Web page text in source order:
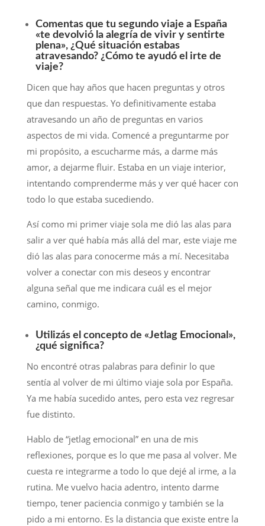
Comentas que tu segundo viaje a España
«te devolvió la alegría de vivir y sentirte
plena», ¿Qué situación estabas
atravesando? ¿Cómo te ayudó el irte de
viaje?
Dicen que hay años que hacen preguntas y otros
que dan respuestas. Yo definitivamente estaba
atravesando un año de preguntas en varios
aspectos de mi vida. Comencé a preguntarme por
mi propósito, a escucharme más, a darme más
amor, a dejarme fluir. Estaba en un viaje interior,
intentando comprenderme más y ver qué hacer con
todo lo que estaba sucediendo.
Así como mi primer viaje sola me dió las alas para
salir a ver qué había más allá del mar, este viaje me
dió las alas para conocerme más a mí. Necesitaba
volver a conectar con mis deseos y encontrar
alguna señal que me indicara cuál es el mejor
camino, conmigo.
Utilizás el concepto de «Jetlag Emocional»,
¿qué significa?
No encontré otras palabras para definir lo que
sentía al volver de mi último viaje sola por España.
Ya me había sucedido antes, pero esta vez regresar
fue distinto.
Hablo de “jetlag emocional” en una de mis
reflexiones, porque es lo que me pasa al volver. Me
cuesta re integrarme a todo lo que dejé al irme, a la
rutina. Me vuelvo hacia adentro, intento darme
tiempo, tener paciencia conmigo y también se la
pido a mi entorno. Es la distancia que existe entre la